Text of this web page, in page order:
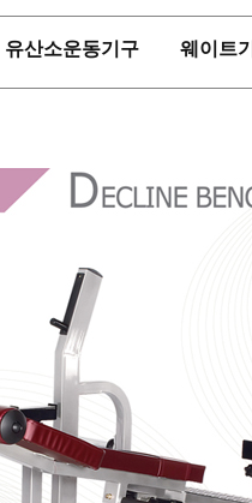
유산소운동기구 웨이트